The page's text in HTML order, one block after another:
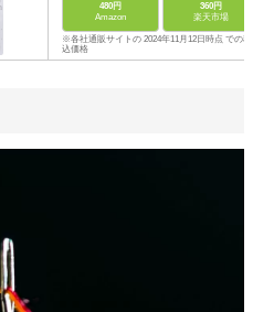
480円
Amazon
360円
楽天市場
※各社通販サイトの 2024年11月12日時点 での税
込価格